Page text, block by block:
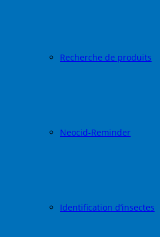
Recherche de produits
Neocid-Reminder
Identification d’insectes